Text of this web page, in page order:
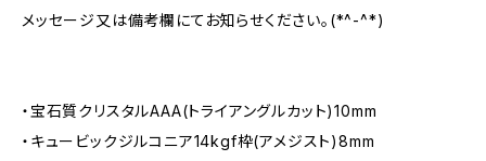
メッセージ又は備考欄にてお知らせください。(*^-^*)
・宝石質クリスタルAAA(トライアングルカット)10mm
・キュービックジルコニア14kgf枠(アメジスト)8mm